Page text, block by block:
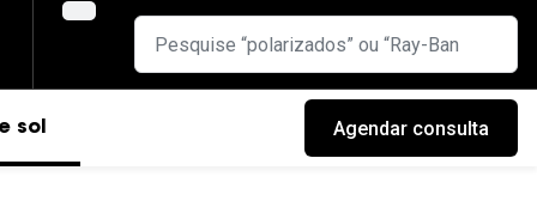
sol Agendar consulta